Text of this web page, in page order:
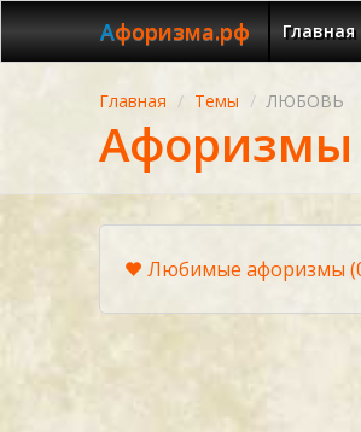
Афоризма.рф Главная
Главная Темы ЛЮБОВЬ
Любимые афоризмы